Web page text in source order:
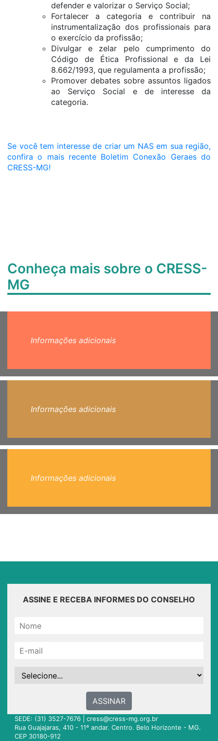
defender e valorizar o Serviço Social;
Fortalecer a categoria e contribuir na
instrumentalização dos profissionais para
o exercício da profissão;
Divulgar e zelar pelo cumprimento do
Código de Ética Profissional e da Lei
8.662/1993, que regulamenta a profissão;
Promover debates sobre assuntos ligados
ao Serviço Social e de interesse da
categoria.
Se você tem interesse de criar um NAS em sua região,
confira o mais recente Boletim Conexão Geraes do
CRESS-MG!
Conheça mais sobre o CRESS-
MG
Informações adicionais
Informações adicionais
Informações adicionais
ASSINE E RECEBA INFORMES DO CONSELHO
ASSINAR
SEDE: (31) 3527-7676 | cress@cress-mg.org.br
Rua Guajajaras, 410 - 11º andar. Centro. Belo Horizonte - MG.
CEP 30180-912